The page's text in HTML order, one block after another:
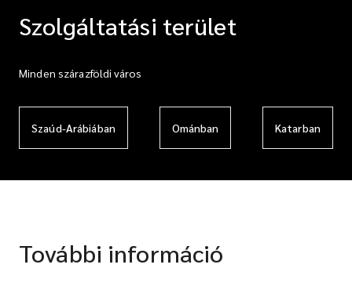
Szolgáltatási terület
Minden szárazföldi város
Szaúd-Arábiában Ománban Katarban
További információ